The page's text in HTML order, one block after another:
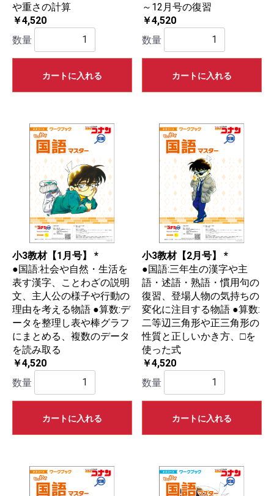
や重さの計算
￥4,520
数量
カートに入れる
～12月号の復習
￥4,520
数量
カートに入れる
小3教材【1月号】 *
●国語:社会や自然・生活を
表す漢字、ことわざの説明
文、主人公の様子や行動の
理由を考える物語 ●算数:デ
ータを整理し表や棒グラフ
にまとめる、複数のデータ
を読み取る
￥4,520
数量
カートに入れる
小3教材【2月号】 *
●国語:三年生の漢字や主
語・述語・熟語・慣用句の
復習、登場人物の気持ちの
変化に注目する物語 ●算数:
二等辺三角形や正三角形の
性質と正しいかき方、□を
使った式
￥4,520
数量
カートに入れる